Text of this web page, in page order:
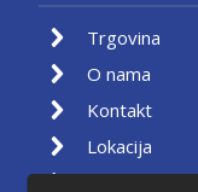
Trgovina
O nama
Kontakt
Lokacija